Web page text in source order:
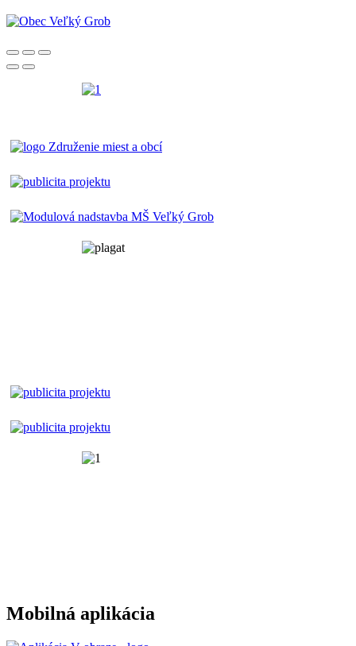
Mobilná aplikácia